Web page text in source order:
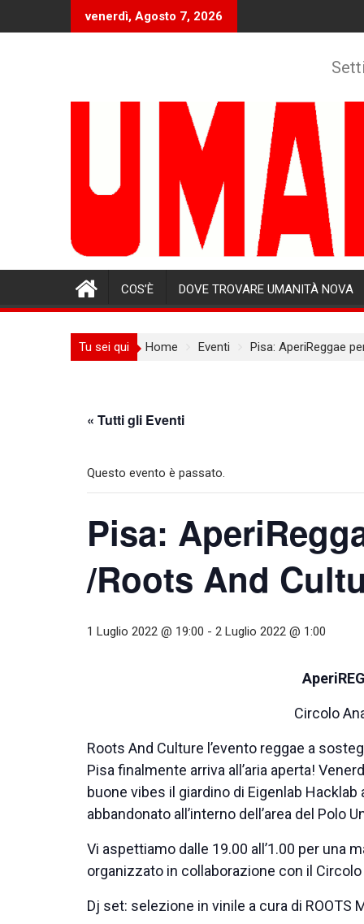
venerdì, Agosto 7, 2026
COS’È DOVE TROVARE UMANITÀ NOVA
Tu sei qui Home Eventi Pisa: AperiReggae
« Tutti gli Eventi
Questo evento è passato.
Pisa:
/Roots And
1 Luglio 2022 @ 19:00 - 2 Luglio 2022 @ 1:00
Circolo
Roots And Culture l’evento reggae a
Pisa finalmente arriva all’aria aperta!
buone vibes il giardino di Eigenlab
abbandonato all’interno dell’area del Polo
Vi aspettiamo dalle 19.00 all’1.00 per una
organizzato in collaborazione con il
Dj set: selezione in vinile a cura di ROOTS